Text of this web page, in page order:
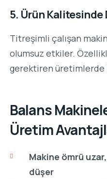
5. Ürün Kalitesinde
Titreşimli çalışan
olumsuz etkiler.
gerektiren üretimlerde
Balans
Üretim
Makine ömrü
düşer